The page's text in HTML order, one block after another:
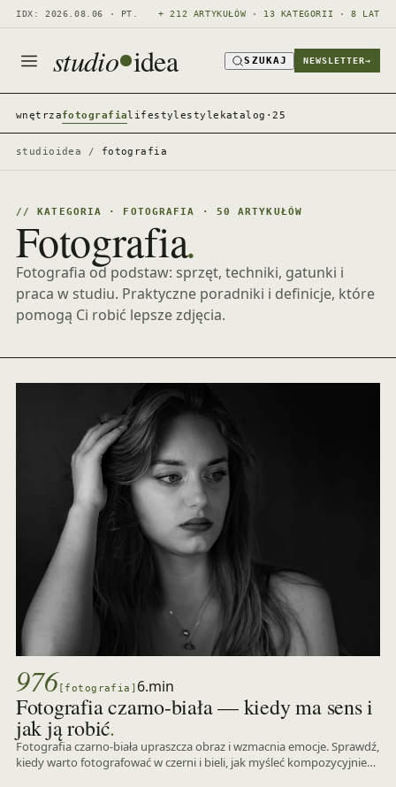
IDX: 2026.08.06 · PT. + 212 ARTYKUŁÓW · 13 KATEGORII · 8 LAT
studio idea SZUKAJ NEWSLETTER→
wnętrzafotografialifestylestyle katalog·25
studioidea / fotografia
// KATEGORIA · FOTOGRAFIA · 50 ARTYKUŁÓW
Fotografia.
Fotografia od podstaw: sprzęt, techniki, gatunki i
praca w studiu. Praktyczne poradniki i definicje, które
pomogą Ci robić lepsze zdjęcia.
976 [fotografia] 6.min
Fotografia czarno-biała — kiedy ma sens i
jak ją robić.
Fotografia czarno-biała upraszcza obraz i wzmacnia emocje. Sprawdź,
kiedy warto fotografować w czerni i bieli, jak myśleć kompozycyjnie…